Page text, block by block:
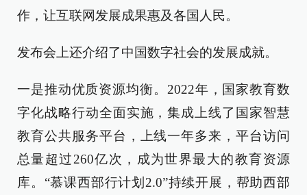
作，让互联网发展成果惠及各国人民。
发布会上还介绍了中国数字社会的发展成就。
一是推动优质资源均衡。2022年，国家教育数
字化战略行动全面实施，集成上线了国家智慧
教育公共服务平台，上线一年多来，平台访问
总量超过260亿次，成为世界最大的教育资源
库。“慕课西部行计划2.0”持续开展，帮助西部